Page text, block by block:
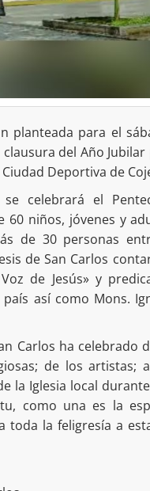
planteada para el
del Año
Deportiva de
celebrará el
niños, jóvenes y
de 30 personas
de San Carlos
de Jesús» y
así como Mons.
Carlos ha celebrado
de los artistas;
la Iglesia local
como una es la
toda la feligresía a